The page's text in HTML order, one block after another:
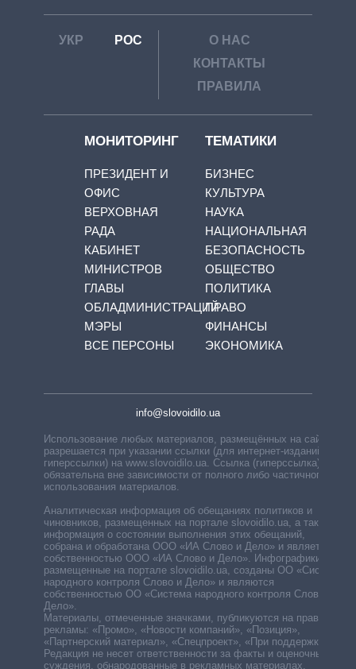
УКР РОС
О НАС
КОНТАКТЫ
ПРАВИЛА
МОНИТОРИНГ
ПРЕЗИДЕНТ И
ОФИС
ВЕРХОВНАЯ
РАДА
КАБИНЕТ
МИНИСТРОВ
ГЛАВЫ
ОБЛАДМИНИСТРАЦИЙ
МЭРЫ
ВСЕ ПЕРСОНЫ
ТЕМАТИКИ
БИЗНЕС
КУЛЬТУРА
НАУКА
НАЦИОНАЛЬНАЯ
БЕЗОПАСНОСТЬ
ОБЩЕСТВО
ПОЛИТИКА
ПРАВО
ФИНАНСЫ
ЭКОНОМИКА
info@slovoidilo.ua
Использование любых материалов, размещённых на сайте,
разрешается при указании ссылки (для интернет-изданий —
гиперссылки) на www.slovoidilo.ua. Ссылка (гиперссылка)
обязательна вне зависимости от полного либо частичного
использования материалов.
Аналитическая информация об обещаниях политиков и
чиновников, размещенных на портале slovoidilo.ua, а также
информация о состоянии выполнения этих обещаний,
собрана и обработана ООО «ИА Слово и Дело» и является
собственностью ООО «ИА Слово и Дело». Инфографики,
размещенные на портале slovoidilo.ua, созданы ОО «Система
народного контроля Слово и Дело» и являются
собственностью ОО «Система народного контроля Слово и
Дело».
Материалы, отмеченные значками, публикуются на правах
рекламы: «Промо», «Новости компаний», «Позиция»,
«Партнерский материал», «Спецпроект», «При поддержке».
Редакция не несет ответственности за факты и оценочные
суждения, обнародованные в рекламных материалах.